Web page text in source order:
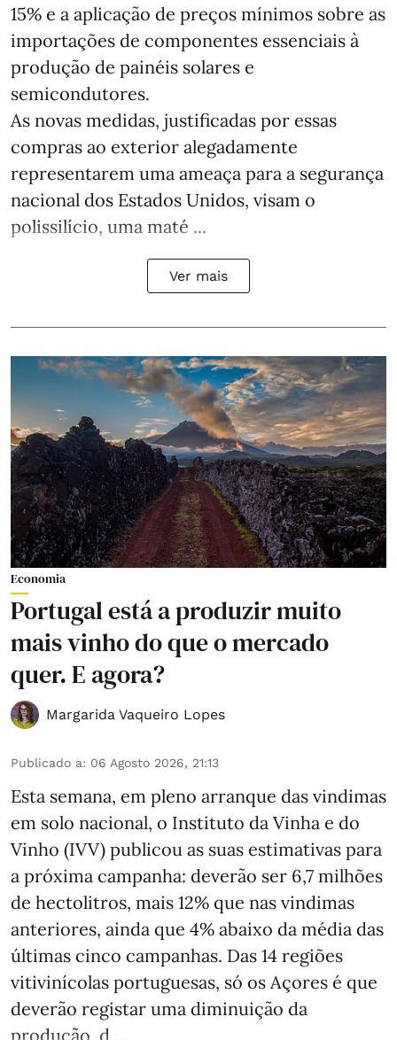
15% e a aplicação de preços mínimos sobre as
importações de componentes essenciais à
produção de painéis solares e
semicondutores.
As novas medidas, justificadas por essas
compras ao exterior alegadamente
representarem uma ameaça para a segurança
nacional dos Estados Unidos, visam o
polissilício, uma maté ...
Ver mais
Economia
Portugal está a produzir muito
mais vinho do que o mercado
quer. E agora?
Margarida Vaqueiro Lopes
Publicado a: 06 Agosto 2026, 21:13
Esta semana, em pleno arranque das vindimas
em solo nacional, o Instituto da Vinha e do
Vinho (IVV) publicou as suas estimativas para
a próxima campanha: deverão ser 6,7 milhões
de hectolitros, mais 12% que nas vindimas
anteriores, ainda que 4% abaixo da média das
últimas cinco campanhas. Das 14 regiões
vitivinícolas portuguesas, só os Açores é que
deverão registar uma diminuição da
produção, d ...